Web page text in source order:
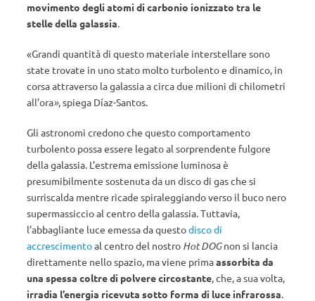
movimento degli atomi di carbonio ionizzato tra le
stelle della galassia.
«Grandi quantità di questo materiale interstellare sono
state trovate in uno stato molto turbolento e dinamico, in
corsa attraverso la galassia a circa due milioni di chilometri
all’ora», spiega Díaz-Santos.
Gli astronomi credono che questo comportamento
turbolento possa essere legato al sorprendente fulgore
della galassia. L’estrema emissione luminosa è
presumibilmente sostenuta da un disco di gas che si
surriscalda mentre ricade spiraleggiando verso il buco nero
supermassiccio al centro della galassia. Tuttavia,
l’abbagliante luce emessa da questodisco di
accrescimentoal centro del nostro Hot DOGnon si lancia
direttamente nello spazio, ma viene primaassorbita da
una spessa coltre di polvere circostante, che, a sua volta,
irradia l’energia ricevuta sotto forma di luce infrarossa.